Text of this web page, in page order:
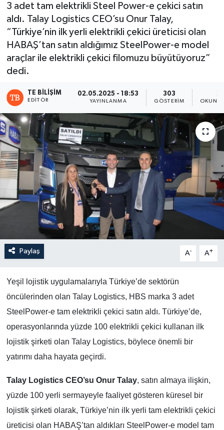
3 adet tam elektrikli Steel Power-e çekici satın
aldı. Talay Logistics CEO’su Onur Talay,
“Türkiye’nin ilk yerli elektrikli çekici üreticisi olan
HABAŞ’tan satın aldığımız SteelPower-e model
araçlar ile elektrikli çekici filomuzu büyütüyoruz”
dedi.
TE BILIŞIM
EDITÖR
02.05.2025 - 18:53
YAYINLANMA
303
GÖSTERIM
2
Paylaş A- A+
Yeşil lojistik uygulamalarıyla Türkiye’de sektörün
öncülerinden olan Talay Logistics, HBS marka 3 adet
SteelPower-e tam elektrikli çekici satın aldı. Türkiye’de,
operasyonlarında yüzde 100 elektrikli çekici kullanan ilk
lojistik şirketi olan Talay Logistics, böylece önemli bir
yatırımı daha hayata geçirdi.
Talay Logistics CEO’su Onur Talay, satın almaya ilişkin,
yüzde 100 yerli sermayeyle faaliyet gösteren küresel bir
lojistik şirketi olarak, Türkiye’nin ilk yerli tam elektrikli çekici
üreticisi olan HABAŞ’tan aldıkları SteelPower-e model tam